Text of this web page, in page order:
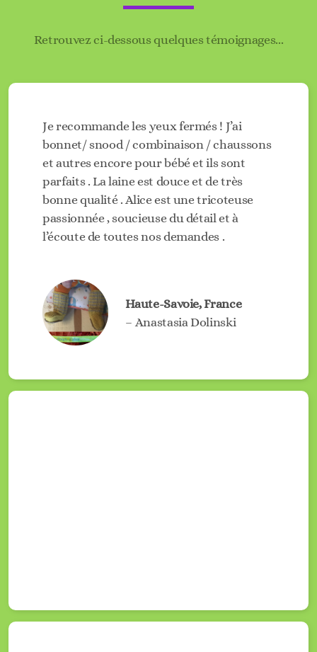
Retrouvez ci-dessous quelques témoignages...
Je recommande les yeux fermés ! J’ai
bonnet/ snood / combinaison / chaussons
et autres encore pour bébé et ils sont
parfaits . La laine est douce et de très
bonne qualité . Alice est une tricoteuse
passionnée , soucieuse du détail et à
l’écoute de toutes nos demandes .
Haute-Savoie, France
– Anastasia Dolinski